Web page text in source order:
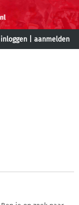
inloggen aanmelden